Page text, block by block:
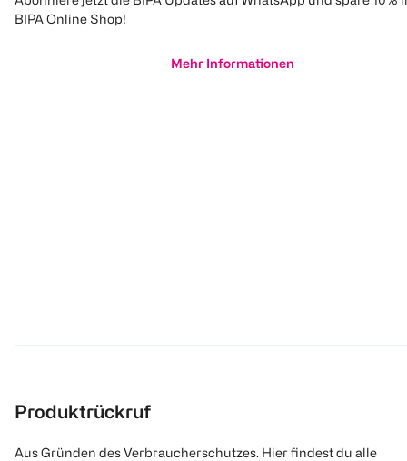
BIPA Online Shop!
Mehr Informationen
Produktrückruf
Aus Gründen des Verbraucherschutzes. Hier findest du alle